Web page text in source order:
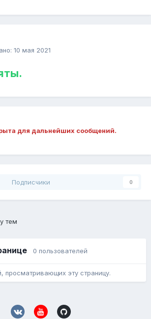
10 мая 2021
для дальнейших сообщений.
Подписчики 0
тем
0 пользователей
просматривающих эту страницу.